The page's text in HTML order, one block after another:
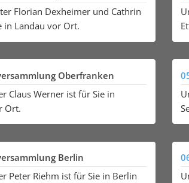
Florian Dexheimer und Cathrin
in Landau vor Ort.
Oberfranken
Claus Werner ist für Sie in
Ort.
Berlin
Peter Riehm ist für Sie in Berlin